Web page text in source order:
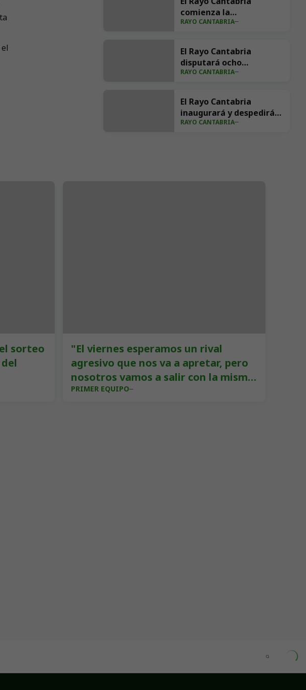
comienza la
pretemporada en las
Yosu
RAYO CANTABRIA
El Rayo Cantabria
disputará ocho
encuentros como parte
RAYO CANTABRIA
El Rayo Cantabria
inaugurará y despedirá
el curso 2026/27 en los
RAYO CANTABRIA
sorteo
"El viernes esperamos un rival
agresivo que nos va a apretar, pero
nosotros vamos a salir con la misma
idea de siempre"
PRIMER EQUIPO